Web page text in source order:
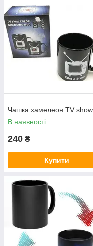
Чашка хамелеон TV show
В наявності
240 ₴
Купити